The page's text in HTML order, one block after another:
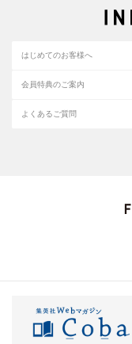
はじめてのお客様へ
会員特典のご案内
よくあるご質問